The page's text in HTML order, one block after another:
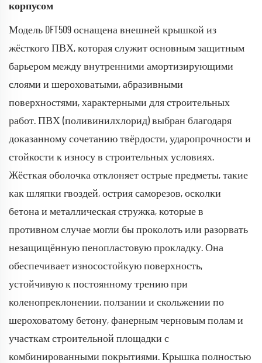
корпусом
Модель DFT509 оснащена внешней крышкой из
жёсткого ПВХ, которая служит основным защитным
барьером между внутренними амортизирующими
слоями и шероховатыми, абразивными
поверхностями, характерными для строительных
работ. ПВХ (поливинилхлорид) выбран благодаря
доказанному сочетанию твёрдости, ударопрочности и
стойкости к износу в строительных условиях.
Жёсткая оболочка отклоняет острые предметы, такие
как шляпки гвоздей, острия саморезов, осколки
бетона и металлическая стружка, которые в
противном случае могли бы проколоть или разорвать
незащищённую пенопластовую прокладку. Она
обеспечивает износостойкую поверхность,
устойчивую к постоянному трению при
коленопреклонении, ползании и скольжении по
шероховатому бетону, фанерным черновым полам и
участкам строительной площадки с
комбинированными покрытиями. Крышка полностью